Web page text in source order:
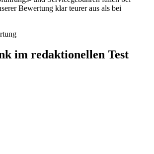
Bewertung klar teurer aus als bei
im redaktionellen Test